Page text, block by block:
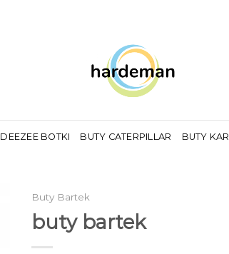
DEEZEE BOTKI BUTY CATERPILLAR BUTY
Buty Bartek
buty bartek